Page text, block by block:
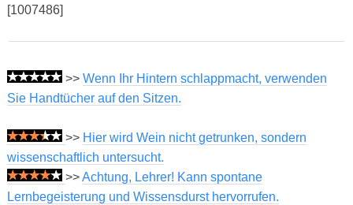
[1007486]
>> Wenn Ihr Hintern schlappmacht, verwenden
Sie Handtücher auf den Sitzen.
>> Hier wird Wein nicht getrunken, sondern
wissenschaftlich untersucht.
>>Achtung, Lehrer! Kann spontane
Lernbegeisterung und Wissensdurst hervorrufen.